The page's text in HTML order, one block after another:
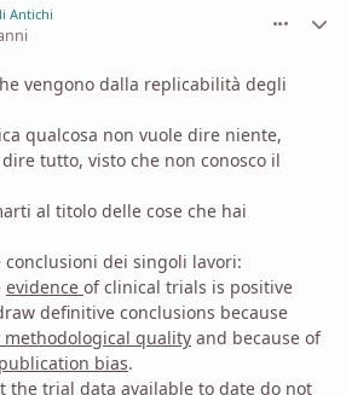
Antichi
vengono dalla replicabilità degli
qualcosa non vuole dire niente,
tutto, visto che non conosco il
al titolo delle cose che hai
conclusioni dei singoli lavori:
evidence of clinical trials is positive
definitive conclusions because
quality and because of
publication bias.
the trial data available to date do not